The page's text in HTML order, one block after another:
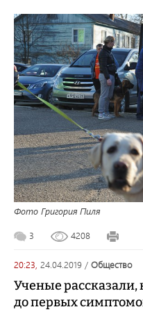
Фото Григория Пиля
3 4208
20:23, 24.04.2019 / общество
Ученые рассказали,
до первых